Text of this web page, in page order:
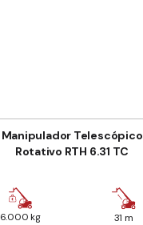
Manipulador Telescópico
Rotativo RTH 6.31 TC
6.000 kg 31 m